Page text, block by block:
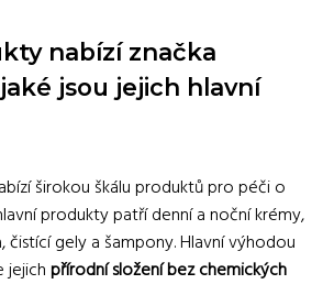
nabízí značka
jsou jejich hlavní
širokou škálu produktů pro péči o
produkty patří denní a noční krémy,
čistící gely a šampony. Hlavní výhodou
jejichpřírodní složení bez chemických